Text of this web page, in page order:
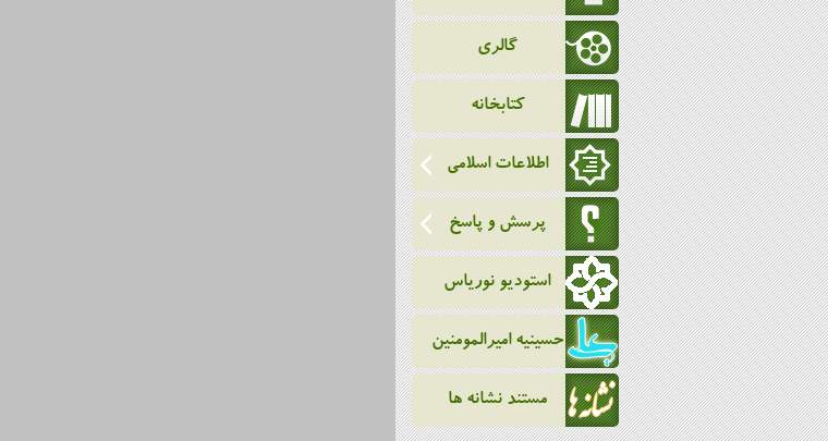
گالری
کتابخانه
اطلاعات اسلامی
پرسش و پاسخ
استودیو نوریاس
حسینیه امیرالمومنین
مستند نشانه ها